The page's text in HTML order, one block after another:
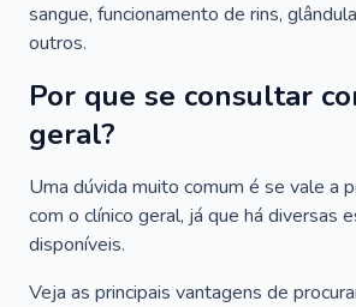
sangue, funcionamento de rins,
outros.
Por que se consultar
geral?
Uma dúvida muito comum é se vale a
com o clínico geral, já que há diversas
disponíveis.
Veja as principais vantagens de